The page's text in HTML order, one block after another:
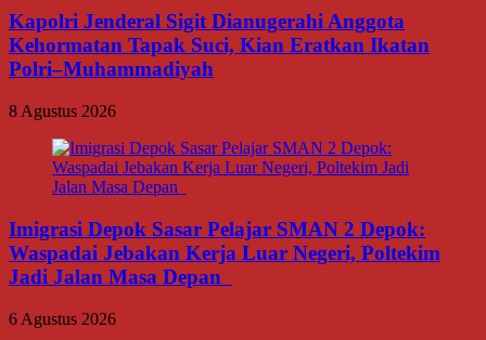
Kapolri Jenderal Sigit Dianugerahi Anggota
Kehormatan Tapak Suci, Kian Eratkan Ikatan
Polri–Muhammadiyah
8 Agustus 2026
Imigrasi Depok Sasar Pelajar SMAN 2 Depok:
Waspadai Jebakan Kerja Luar Negeri, Poltekim
Jadi Jalan Masa Depan
6 Agustus 2026